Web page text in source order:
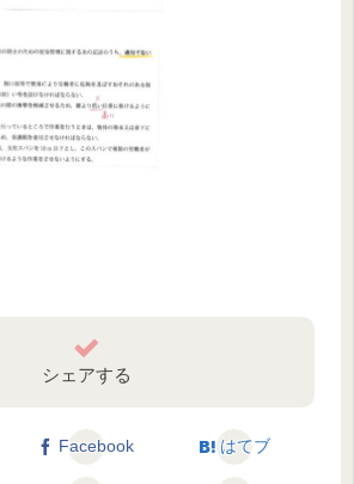
シェアする
Facebook はてブ